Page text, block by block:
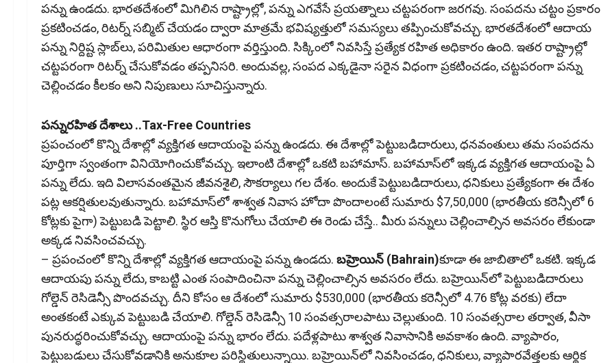
పన్ను ఉండదు. భారతదేశంలో మిగిలిన రాష్ట్రాల్లో, పన్ను ఎగవేసే ప్రయత్నాలు చట్టపరంగా జరగవు. సంపదను చట్టం ప్రకారం
ప్రకటించడం, రిటర్న్ సబ్మిట్ చేయడం ద్వారా మాత్రమే భవిష్యత్తులో సమస్యలు తప్పించుకోవచ్చు. భారతదేశంలో ఆదాయ
పన్ను నిర్దిష్ట స్లాబ్‌లు, పరిమితుల ఆధారంగా వర్తిస్తుంది. సిక్కింలో నివసిస్తే ప్రత్యేక రహిత అధికారం ఉంది. ఇతర రాష్ట్రాల్లో
చట్టపరంగా రిటర్న్ చేసుకోవడం తప్పనిసరి. అందువల్ల, సంపద ఎక్కడైనా సరైన విధంగా ప్రకటించడం, చట్టపరంగా పన్ను
చెల్లించడం కీలకం అని నిపుణులు సూచిస్తున్నారు.
పన్నురహిత దేశాలు ..Tax-Free Countries
ప్రపంచంలో కొన్ని దేశాల్లో వ్యక్తిగత ఆదాయంపై పన్ను ఉండదు. ఈ దేశాల్లో పెట్టుబడిదారులు, ధనవంతులు తమ సంపదను
పూర్తిగా స్వంతంగా వినియోగించుకోవచ్చు. ఇలాంటి దేశాల్లో ఒకటి బహామాస్. బహామాస్‌లో ఇక్కడ వ్యక్తిగత ఆదాయంపై ఏ
పన్ను లేదు. ఇది విలాసవంతమైన జీవనశైలి, సౌకర్యాలు గల దేశం. అందుకే పెట్టుబడిదారులు, ధనికులు ప్రత్యేకంగా ఈ దేశం
ప‌ట్ల ఆకర్షితులవుతున్నారు. బహామాస్‌లో శాశ్వత నివాస హోదా పొందాలంటే సుమారు $7,50,000 (భారతీయ కరెన్సీలో ₹6
కోట్లకు పైగా) పెట్టుబడి పెట్టాలి. స్థిర ఆస్తి కొనుగోలు చేయాలి ఈ రెండు చేస్తే.. మీరు పన్నులు చెల్లించాల్సిన అవసరం లేకుండా
అక్కడ నివసించవచ్చు.
– ప్రపంచంలో కొన్ని దేశాల్లో వ్యక్తిగత ఆదాయంపై పన్ను ఉండదు. బహ్రెయిన్ (Bahrain)కూడా ఈ జాబితాలో ఒకటి. ఇక్కడ
ఆదాయపు పన్ను లేదు, కాబట్టి ఎంత సంపాదించినా పన్ను చెల్లించాల్సిన అవసరం లేదు. బహ్రెయిన్‌లో పెట్టుబడిదారులు
గోల్డెన్ రెసిడెన్సీ పొందవచ్చు. దీని కోసం ఆ దేశంలో సుమారు $530,000 (భారతీయ కరెన్సీలో ₹4.76 కోట్ల వరకు) లేదా
అంతకంటే ఎక్కువ పెట్టుబడి చేయాలి. గోల్డెన్ రెసిడెన్సీ 10 సంవత్సరాలపాటు చెల్లుతుంది. 10 సంవత్సరాల తర్వాత, వీసా
పునరుద్ధరించుకోవచ్చు. ఆదాయంపై పన్ను భారం లేదు. పదేళ్లపాటు శాశ్వత నివాసానికి అవకాశం ఉంది. వ్యాపారం,
పెట్టుబడులు చేసుకోవడానికి అనుకూల పరిస్థితులున్నాయి. బహ్రెయిన్‌లో నివసించడం, ధనికులు, వ్యాపారవేత్తలకు ఆర్థిక